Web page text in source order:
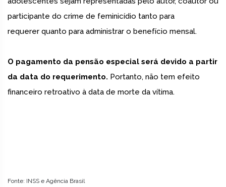
participante do crime de feminicídio tanto para
requerer quanto para administrar o benefício mensal.
O pagamento da pensão especial será devido a partir
da data do requerimento. Portanto, não tem efeito
financeiro retroativo à data de morte da vítima.
Fonte: INSS e Agência Brasil